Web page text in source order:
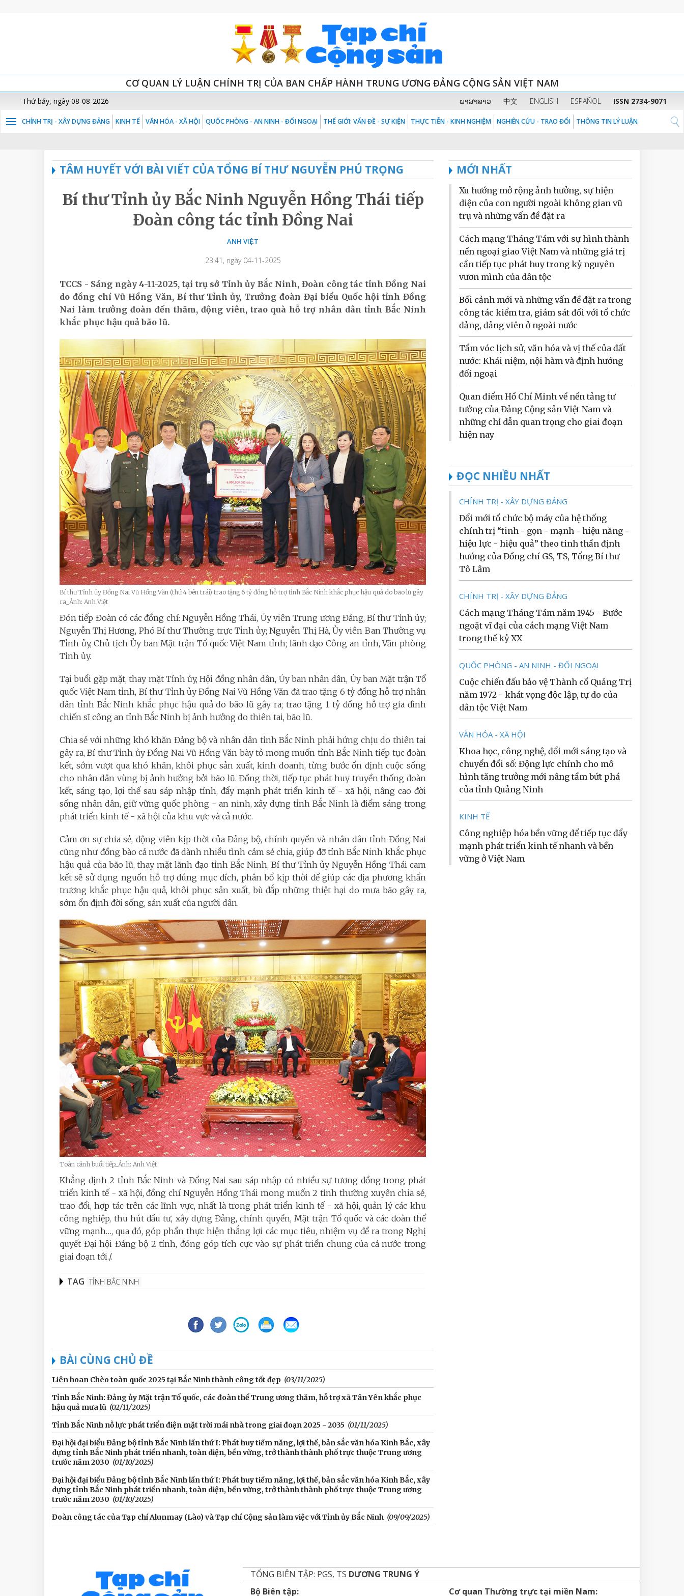
CƠ QUAN LÝ LUẬN CHÍNH TRỊ CỦA BAN CHẤP HÀNH TRUNG ƯƠNG ĐẢNG CỘNG SẢN VIỆT NAM
Thứ bảy, ngày 08-08-2026 ພາສາລາວ 中文 ENGLISH ESPAÑOL ISSN 2734-9071
CHÍNH TRỊ - XÂY DỰNG ĐẢNG KINH TẾ VĂN HÓA - XÃ HỘI QUỐC PHÒNG - AN NINH - ĐỐI NGOẠI THẾ GIỚI: VẤN ĐỀ - SỰ KIỆN THỰC TIỄN - KINH NGHIỆM NGHIÊN CỨU - TRAO ĐỔI THÔNG TIN LÝ LUẬN
TÂM HUYẾT VỚI BÀI VIẾT CỦA TỔNG BÍ THƯ NGUYỄN PHÚ TRỌNG
Bí thư Tỉnh ủy Bắc Ninh Nguyễn Hồng Thái tiếp
Đoàn công tác tỉnh Đồng Nai
ANH VIỆT
23:41, ngày 04-11-2025
TCCS - Sáng ngày 4-11-2025, tại trụ sở Tỉnh ủy Bắc Ninh, Đoàn công tác tỉnh Đồng Nai
do đồng chí Vũ Hồng Văn, Bí thư Tỉnh ủy, Trưởng đoàn Đại biểu Quốc hội tỉnh Đồng
Nai làm trưởng đoàn đến thăm, động viên, trao quà hỗ trợ nhân dân tỉnh Bắc Ninh
khắc phục hậu quả bão lũ.
Bí thư Tỉnh ủy Đồng Nai Vũ Hồng Văn (thứ 4 bên trái) trao tặng 6 tỷ đồng hỗ trợ tỉnh Bắc Ninh khắc phục hậu quả do bão lũ gây
ra_Ảnh: Anh Việt
Đón tiếp Đoàn có các đồng chí: Nguyễn Hồng Thái, Ủy viên Trung ương Đảng, Bí thư Tỉnh ủy;
Nguyễn Thị Hương, Phó Bí thư Thường trực Tỉnh ủy; Nguyễn Thị Hà, Ủy viên Ban Thường vụ
Tỉnh ủy, Chủ tịch Ủy ban Mặt trận Tổ quốc Việt Nam tỉnh; lãnh đạo Công an tỉnh, Văn phòng
Tỉnh ủy.
Tại buổi gặp mặt, thay mặt Tỉnh ủy, Hội đồng nhân dân, Ủy ban nhân dân, Ủy ban Mặt trận Tổ
quốc Việt Nam tỉnh, Bí thư Tỉnh ủy Đồng Nai Vũ Hồng Văn đã trao tặng 6 tỷ đồng hỗ trợ nhân
dân tỉnh Bắc Ninh khắc phục hậu quả do bão lũ gây ra; trao tặng 1 tỷ đồng hỗ trợ gia đình
chiến sĩ công an tỉnh Bắc Ninh bị ảnh hưởng do thiên tai, bão lũ.
Chia sẻ với những khó khăn Đảng bộ và nhân dân tỉnh Bắc Ninh phải hứng chịu do thiên tai
gây ra, Bí thư Tỉnh ủy Đồng Nai Vũ Hồng Văn bày tỏ mong muốn tỉnh Bắc Ninh tiếp tục đoàn
kết, sớm vượt qua khó khăn, khôi phục sản xuất, kinh doanh, từng bước ổn định cuộc sống
cho nhân dân vùng bị ảnh hưởng bởi bão lũ. Đồng thời, tiếp tục phát huy truyền thống đoàn
kết, sáng tạo, lợi thế sau sáp nhập tỉnh, đẩy mạnh phát triển kinh tế - xã hội, nâng cao đời
sống nhân dân, giữ vững quốc phòng - an ninh, xây dựng tỉnh Bắc Ninh là điểm sáng trong
phát triển kinh tế - xã hội của khu vực và cả nước.
Cảm ơn sự chia sẻ, động viên kịp thời của Đảng bộ, chính quyền và nhân dân tỉnh Đồng Nai
cũng như đồng bào cả nước đã dành nhiều tình cảm sẻ chia, giúp đỡ tỉnh Bắc Ninh khắc phục
hậu quả của bão lũ, thay mặt lãnh đạo tỉnh Bắc Ninh, Bí thư Tỉnh ủy Nguyễn Hồng Thái cam
kết sẽ sử dụng nguồn hỗ trợ đúng mục đích, phân bổ kịp thời để giúp các địa phương khẩn
trương khắc phục hậu quả, khôi phục sản xuất, bù đắp những thiệt hại do mưa bão gây ra,
sớm ổn định đời sống, sản xuất của người dân.
Toàn cảnh buổi tiếp_Ảnh: Anh Việt
Khẳng định 2 tỉnh Bắc Ninh và Đồng Nai sau sáp nhập có nhiều sự tương đồng trong phát
triển kinh tế - xã hội, đồng chí Nguyễn Hồng Thái mong muốn 2 tỉnh thường xuyên chia sẻ,
trao đổi, hợp tác trên các lĩnh vực, nhất là trong phát triển kinh tế - xã hội, quản lý các khu
công nghiệp, thu hút đầu tư, xây dựng Đảng, chính quyền, Mặt trận Tổ quốc và các đoàn thể
vững mạnh…, qua đó, góp phần thực hiện thắng lợi các mục tiêu, nhiệm vụ đề ra trong Nghị
quyết Đại hội Đảng bộ 2 tỉnh, đóng góp tích cực vào sự phát triển chung của cả nước trong
giai đoạn tới./.
TAG TỈNH BẮC NINH
BÀI CÙNG CHỦ ĐỀ
Liên hoan Chèo toàn quốc 2025 tại Bắc Ninh thành công tốt đẹp (03/11/2025)
Tỉnh Bắc Ninh: Đảng ủy Mặt trận Tổ quốc, các đoàn thể Trung ương thăm, hỗ trợ xã Tân Yên khắc phục
hậu quả mưa lũ (02/11/2025)
Tỉnh Bắc Ninh nỗ lực phát triển điện mặt trời mái nhà trong giai đoạn 2025 - 2035 (01/11/2025)
Đại hội đại biểu Đảng bộ tỉnh Bắc Ninh lần thứ I: Phát huy tiềm năng, lợi thế, bản sắc văn hóa Kinh Bắc, xây
dựng tỉnh Bắc Ninh phát triển nhanh, toàn diện, bền vững, trở thành thành phố trực thuộc Trung ương
trước năm 2030 (01/10/2025)
Đại hội đại biểu Đảng bộ tỉnh Bắc Ninh lần thứ I: Phát huy tiềm năng, lợi thế, bản sắc văn hóa Kinh Bắc, xây
dựng tỉnh Bắc Ninh phát triển nhanh, toàn diện, bền vững, trở thành thành phố trực thuộc Trung ương
trước năm 2030 (01/10/2025)
Đoàn công tác của Tạp chí Alunmay (Lào) và Tạp chí Cộng sản làm việc với Tỉnh ủy Bắc Ninh (09/09/2025)
MỚI NHẤT
Xu hướng mở rộng ảnh hưởng, sự hiện
diện của con người ngoài không gian vũ
trụ và những vấn đề đặt ra
Cách mạng Tháng Tám với sự hình thành
nền ngoại giao Việt Nam và những giá trị
cần tiếp tục phát huy trong kỷ nguyên
vươn mình của dân tộc
Bối cảnh mới và những vấn đề đặt ra trong
công tác kiểm tra, giám sát đối với tổ chức
đảng, đảng viên ở ngoài nước
Tầm vóc lịch sử, văn hóa và vị thế của đất
nước: Khái niệm, nội hàm và định hướng
đối ngoại
Quan điểm Hồ Chí Minh về nền tảng tư
tưởng của Đảng Cộng sản Việt Nam và
những chỉ dẫn quan trọng cho giai đoạn
hiện nay
ĐỌC NHIỀU NHẤT
CHÍNH TRỊ - XÂY DỰNG ĐẢNG
Đổi mới tổ chức bộ máy của hệ thống
chính trị “tinh - gọn - mạnh - hiệu năng -
hiệu lực - hiệu quả” theo tinh thần định
hướng của Đồng chí GS, TS, Tổng Bí thư
Tô Lâm
CHÍNH TRỊ - XÂY DỰNG ĐẢNG
Cách mạng Tháng Tám năm 1945 - Bước
ngoặt vĩ đại của cách mạng Việt Nam
trong thế kỷ XX
QUỐC PHÒNG - AN NINH - ĐỐI NGOẠI
Cuộc chiến đấu bảo vệ Thành cổ Quảng Trị
năm 1972 - khát vọng độc lập, tự do của
dân tộc Việt Nam
VĂN HÓA - XÃ HỘI
Khoa học, công nghệ, đổi mới sáng tạo và
chuyển đổi số: Động lực chính cho mô
hình tăng trưởng mới nâng tầm bứt phá
của tỉnh Quảng Ninh
KINH TẾ
Công nghiệp hóa bền vững để tiếp tục đẩy
mạnh phát triển kinh tế nhanh và bền
vững ở Việt Nam
TỔNG BIÊN TẬP: PGS, TS DƯƠNG TRUNG Ý
Bộ Biên tập:
Cơ quan Thường trực tại miền Nam: